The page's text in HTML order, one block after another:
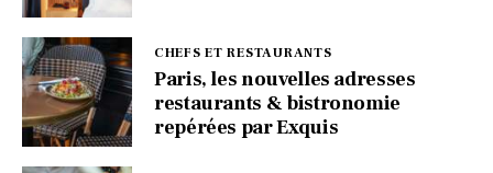
CHEFS ET RESTAURANTS
Paris, les nouvelles adresses
restaurants & bistronomie
repérées par Exquis